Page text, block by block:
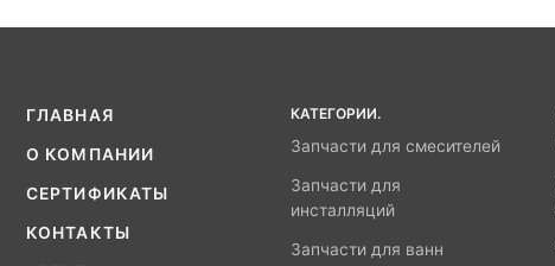
ГЛАВНАЯ
О КОМПАНИИ
СЕРТИФИКАТЫ
КОНТАКТЫ
КАТЕГОРИИ.
Запчасти для смесителей
Запчасти для
инсталляций
Запчасти для ванн